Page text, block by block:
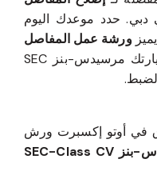
دبي. حدد موعدك اليوم
يميزورشة عمل المفاصل
. سيارتك مرسيدس-بنز SEC
في أوتو إكسبرت ورش
مرسيدس-بنز SEC-Class CV